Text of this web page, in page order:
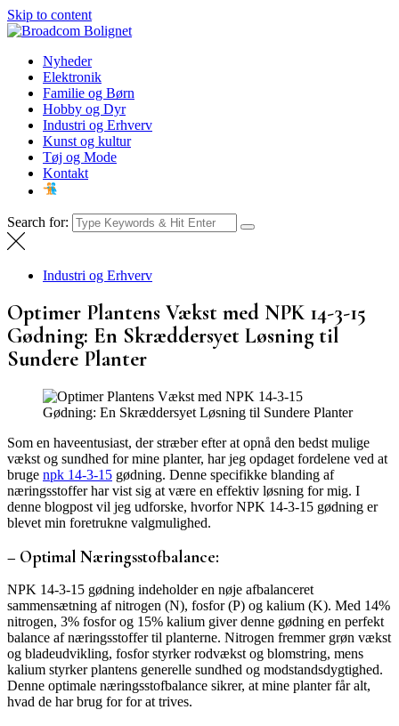
Skip to content
Broadcom Bolignet
NyhederNyheder
Elektronik
Familie og Børn
Hobby og Dyr
Industri og Erhverv
Kunst og kultur
Tøj og Mode
Kontakt
Search for:
Industri og Erhverv
Optimer Plantens Vækst med NPK 14-3-15
Gødning: En Skræddersyet Løsning til
Sundere Planter
Som en haveentusiast, der stræber efter at opnå den bedst mulige
vækst og sundhed for mine planter, har jeg opdaget fordelene ved at
bruge npk 14-3-15 gødning. Denne specifikke blanding af
næringsstoffer har vist sig at være en effektiv løsning for mig. I
denne blogpost vil jeg udforske, hvorfor NPK 14-3-15 gødning er
blevet min foretrukne valgmulighed.
– Optimal Næringsstofbalance:
NPK 14-3-15 gødning indeholder en nøje afbalanceret
sammensætning af nitrogen (N), fosfor (P) og kalium (K). Med 14%
nitrogen, 3% fosfor og 15% kalium giver denne gødning en perfekt
balance af næringsstoffer til planterne. Nitrogen fremmer grøn vækst
og bladeudvikling, fosfor styrker rodvækst og blomstring, mens
kalium styrker plantens generelle sundhed og modstandsdygtighed.
Denne optimale næringsstofbalance sikrer, at mine planter får alt,
hvad de har brug for for at trives.